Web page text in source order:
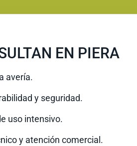
EN PIERA
avería.
y seguridad.
uso intensivo.
y atención comercial.